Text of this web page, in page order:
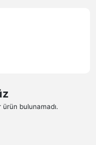
ürün bulunamadı.